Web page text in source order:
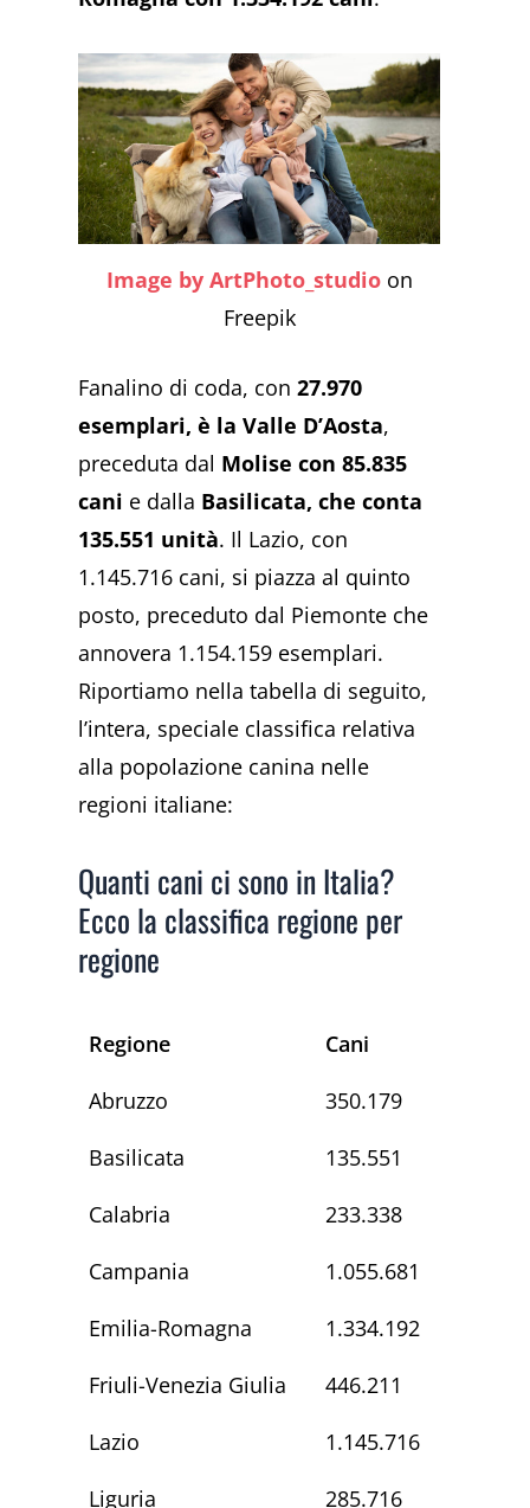
Image by ArtPhoto_studioon
Freepik
Fanalino di coda, con27.970
esemplari, è la Valle D’Aosta,
preceduta dal Molise con 85.835
cani e dalla Basilicata, che conta
135.551 unità. Il Lazio, con
1.145.716 cani, si piazza al quinto
posto, preceduto dal Piemonte che
annovera 1.154.159 esemplari.
Riportiamo nella tabella di seguito,
l’intera, speciale classifica relativa
alla popolazione canina nelle
regioni italiane:
Quanti cani ci sono in Italia?
Ecco la classifica regione per
regione
Regione
Cani
Abruzzo
350.179
Basilicata
135.551
Calabria
233.338
Campania
1.055.681
Emilia-Romagna
1.334.192
Friuli-Venezia Giulia
446.211
Lazio
1.145.716
Liguria
285.716